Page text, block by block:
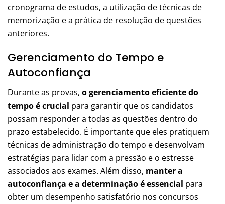
cronograma de estudos, a utilização de técnicas de
memorização e a prática de resolução de questões
anteriores.
Gerenciamento do Tempo e
Autoconfiança
Durante as provas, o gerenciamento eficiente do
tempo é crucial para garantir que os candidatos
possam responder a todas as questões dentro do
prazo estabelecido. É importante que eles pratiquem
técnicas de administração do tempo e desenvolvam
estratégias para lidar com a pressão e o estresse
associados aos exames. Além disso, manter a
autoconfiança e a determinação é essencial para
obter um desempenho satisfatório nos concursos